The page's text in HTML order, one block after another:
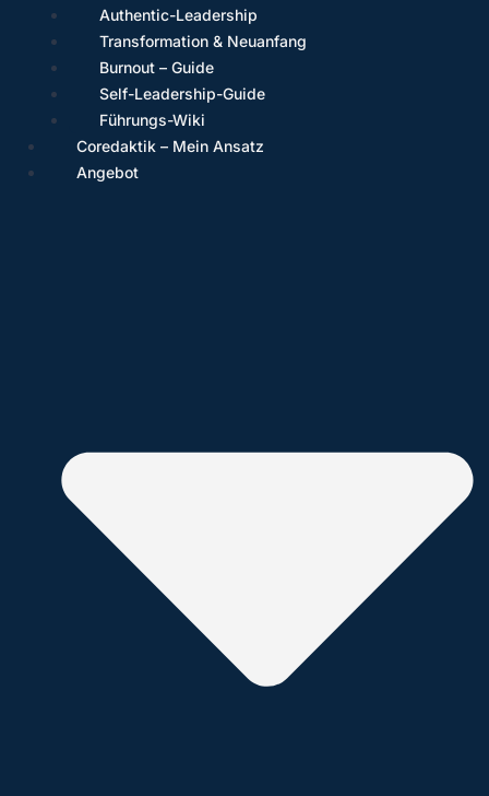
Authentic-Leadership
Transformation & Neuanfang
Burnout – Guide
Self-Leadership-Guide
Führungs-Wiki
Coredaktik – Mein Ansatz
Angebot